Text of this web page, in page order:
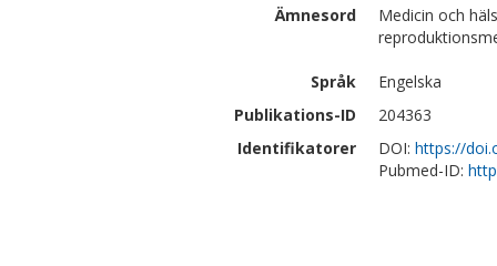
Ämnesord
Medicin och
Språk
Engelska
Publikations-ID
204363
Identifikatorer
DOI: https://
Pubmed-ID: